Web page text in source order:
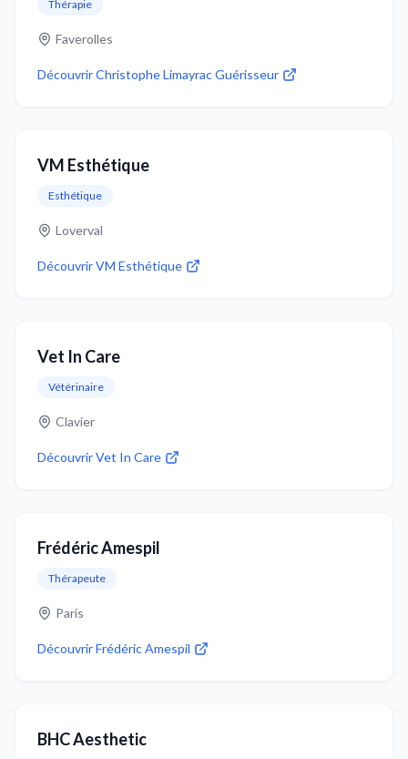
Thérapie
Faverolles
DécouvrirChristophe Limayrac Guérisseur
VM Esthétique
Esthétique
Loverval
DécouvrirVM Esthétique
Vet In Care
Vétérinaire
Clavier
DécouvrirVet In Care
Frédéric Amespil
Thérapeute
Paris
DécouvrirFrédéric Amespil
BHC Aesthetic